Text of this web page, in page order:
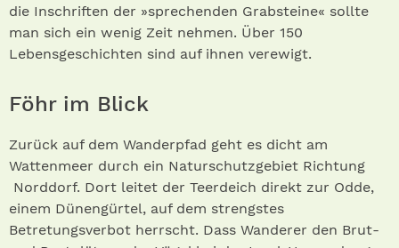
die Inschriften der »sprechenden Grabsteine« sollte
man sich ein wenig Zeit nehmen. Über 150
Lebensgeschichten sind auf ihnen verewigt.
Föhr im Blick
Zurück auf dem Wanderpfad geht es dicht am
Wattenmeer durch ein Naturschutzgebiet Richtung
Norddorf. Dort leitet der Teerdeich direkt zur Odde,
einem Dünengürtel, auf dem strengstes
Betretungsverbot herrscht. Dass Wanderer den Brut-